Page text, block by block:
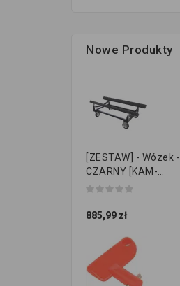
Nowe Produkty
[ZESTAW] - Wózek -
CZARNY [KAM-
PRZYCZEPKI]
885,99 zł